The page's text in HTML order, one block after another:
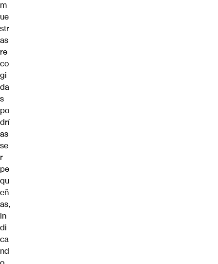
m
ue
str
as
re
co
gi
da
s
po
drí
as
se
r
pe
qu
eñ
as,
in
di
ca
nd